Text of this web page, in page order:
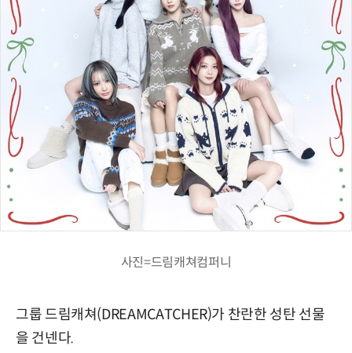
사진=드림캐쳐컴퍼니
그룹 드림캐쳐(DREAMCATCHER)가 찬란한 성탄 선물
을 건넨다.